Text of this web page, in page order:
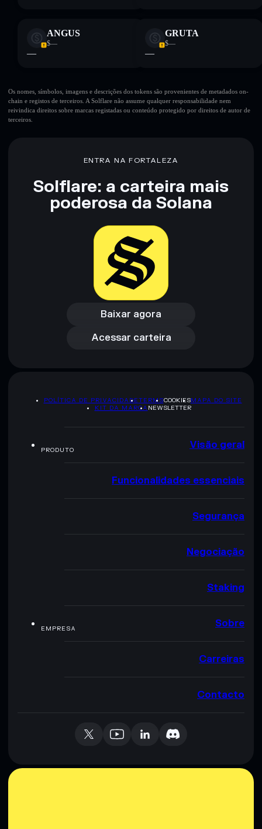
ANGUS
$—
—
GRUTA
$—
—
Os nomes, símbolos, imagens e descrições dos tokens são provenientes de metadados on-
chain e registos de terceiros. A Solflare não assume qualquer responsabilidade nem
reivindica direitos sobre marcas registadas ou conteúdo protegido por direitos de autor de
terceiros.
ENTRA NA FORTALEZA
Solflare: a carteira mais
poderosa da Solana
Baixar agora
Baixar agora
Acessar carteira
Acessar carteira
POLÍTICA DE PRIVACIDADETERMSCOOKIESMAPA DO SITE
KIT DA MARCA NEWSLETTER
PRODUTO Visão geral
Funcionalidades essenciais
Segurança
Negociação
Staking
EMPRESA Sobre
Carreiras
Contacto